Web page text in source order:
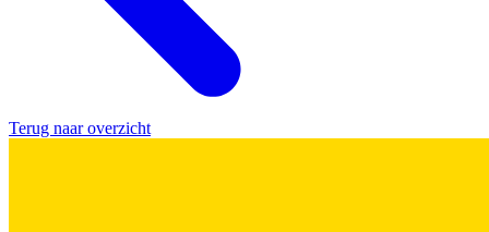
Terug naar overzicht